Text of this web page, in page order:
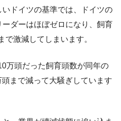
ドイツの基準では、ドイツの
ダーはほぼゼロになり、飼育
激減してしまいます。
万頭だった飼育頭数が同年の
まで減って大騒ぎしています